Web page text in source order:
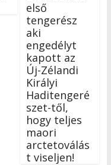
első
tengerész
aki
engedélyt
kapott az
Új-Zélandi
Királyi
Haditengeré
szet-től,
hogy teljes
maori
arctetoválás
t viseljen!